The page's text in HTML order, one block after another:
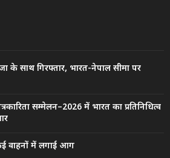
के साथ गिरफ्तार, भारत-नेपाल सीमा पर
सम्मेलन–2026 में भारत का प्रतिनिधित्व
वाहनों में लगाई आग